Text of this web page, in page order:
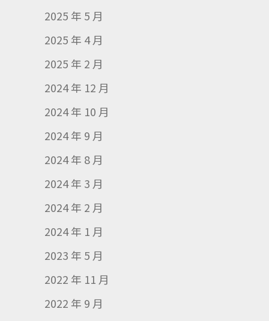
2025 年 5 月
2025 年 4 月
2025 年 2 月
2024 年 12 月
2024 年 10 月
2024 年 9 月
2024 年 8 月
2024 年 3 月
2024 年 2 月
2024 年 1 月
2023 年 5 月
2022 年 11 月
2022 年 9 月